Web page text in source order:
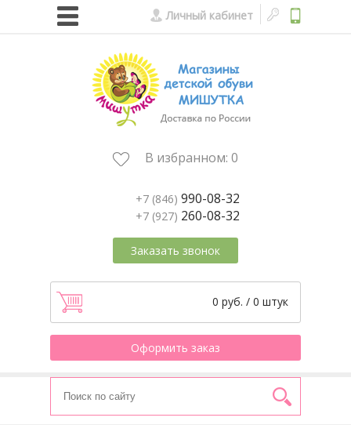
Личный кабинет
В избранном: 0
+7 (846) 990-08-32
+7 (927) 260-08-32
Заказать звонок
0 руб. / 0 штук
Оформить заказ